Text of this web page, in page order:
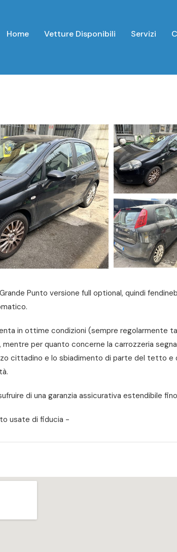
Home Vetture Disponibili Servizi
Punto versione full optional, quindi
in ottime condizioni (sempre regolarmente
per quanto concerne la carrozzeria
cittadino e lo sbiadimento di parte del tetto e
di una garanzia assicurativa estendibile
usate di fiducia -